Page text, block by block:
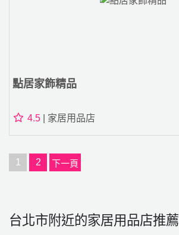
點居家飾精品
4.5 | 家居用品店
1 2 下一頁
台北市附近的家居用品店推薦